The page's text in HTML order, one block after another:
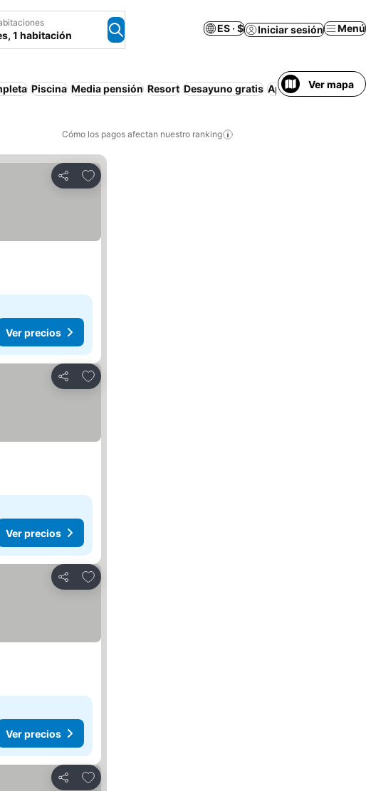
1 habitación
ES · $ Iniciar sesión Menú
Piscina Media pensión Resort Desayuno gratis ApartamentoVer mapa
Cómo los pagos afectan nuestro ranking
Compartir
Agregar a favoritos
Ver precios
Compartir
Agregar a favoritos
Ver precios
Compartir
Agregar a favoritos
Ver precios
Compartir
Agregar a favoritos